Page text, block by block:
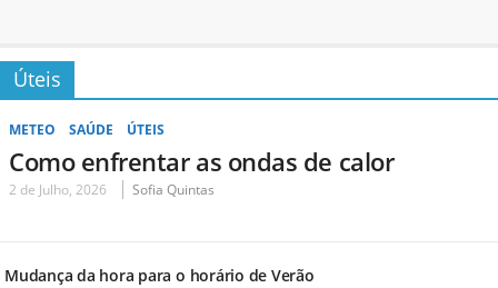
Úteis
METEO SAÚDE ÚTEIS
Como enfrentar as ondas de calor
2 de Julho, 2026 Sofia Quintas
Mudança da hora para o horário de Verão